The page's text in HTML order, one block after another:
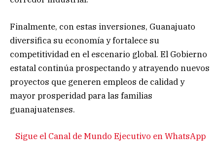
Finalmente, con estas inversiones, Guanajuato
diversifica su economía y fortalece su
competitividad en el escenario global. El Gobierno
estatal continúa prospectando y atrayendo nuevos
proyectos que generen empleos de calidad y
mayor prosperidad para las familias
guanajuatenses.
Sigue el Canal de Mundo Ejecutivo en WhatsApp